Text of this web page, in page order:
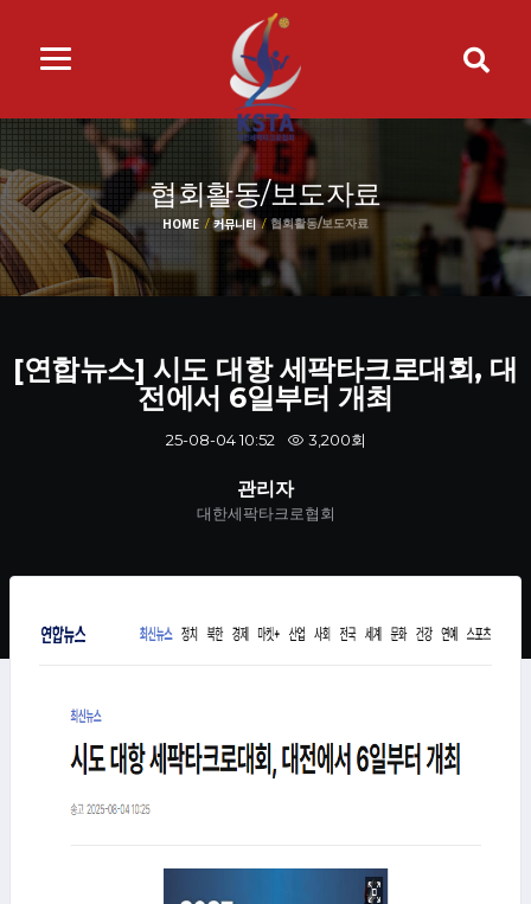
협회활동/보도자료
HOME 커뮤니티 협회활동/보도자료
[연합뉴스] 시도 대항 세팍타크로대회, 대
전에서 6일부터 개최
25-08-04 10:52 3,200회
관리자
대한세팍타크로협회